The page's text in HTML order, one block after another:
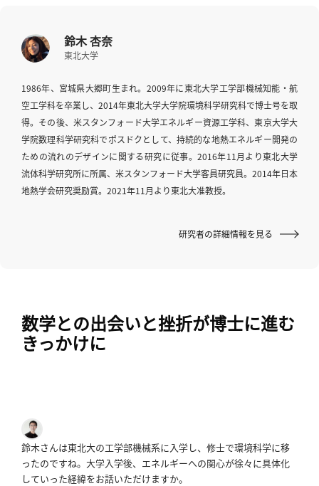
研
者
一
覧
へ
研
esse-
sense
メ
ン
鈴木 杏奈
東北大学
1986年、宮城県大郷町生まれ。2009年に東北大学工学部機械知能・航
空工学科を卒業し、2014年東北大学大学院環境科学研究科で博士号を取
得。その後、米スタンフォード大学エネルギー資源工学科、東京大学大
学院数理科学研究科でポスドクとして、持続的な地熱エネルギー開発の
ための流れのデザインに関する研究に従事。2016年11月より東北大学
流体科学研究所に所属、米スタンフォード大学客員研究員。2014年日本
地熱学会研究奨励賞。2021年11月より東北大准教授。
研究者の詳細情報を見る
数学との出会いと挫折が博士に進む
きっかけに
鈴木さんは東北大の工学部機械系に入学し、修士で環境科学に移
ったのですね。 大学入学後、エネルギーへの関心が徐々に具体化
していった経緯をお話いただけますか。